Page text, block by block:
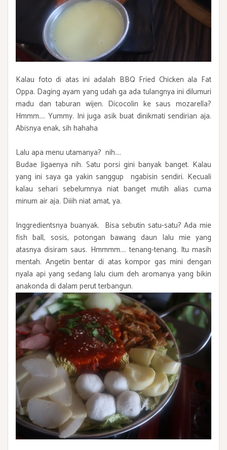
Kalau foto di atas ini adalah BBQ Fried Chicken ala Fat
Oppa. Daging ayam yang udah ga ada tulangnya ini dilumuri
madu dan taburan wijen. Dicocolin ke saus mozarella?
Hmmm.... Yummy. Ini juga asik buat dinikmati sendirian aja.
Abisnya enak, sih hahaha
Lalu apa menu utamanya? nih....
Budae Jigaenya nih. Satu porsi gini banyak banget. Kalau
yang ini saya ga yakin sanggup ngabisin sendiri. Kecuali
kalau sehari sebelumnya niat banget mutih alias cuma
minum air aja. Diiih niat amat, ya.
Inggredientsnya buanyak. Bisa sebutin satu-satu? Ada mie
fish ball, sosis, potongan bawang daun lalu mie yang
atasnya disiram saus. Hmmmm.... tenang-tenang. Itu masih
mentah. Angetin bentar di atas kompor gas mini dengan
nyala api yang sedang lalu cium deh aromanya yang bikin
anakonda di dalam perut terbangun.